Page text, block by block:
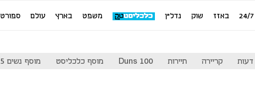
24/7 באזז שוק נדל"ן משפט בארץ עולם ספורט
דעות קריירה תיירות Duns 100 מוסף כלכליסט מוסף נשים 2025